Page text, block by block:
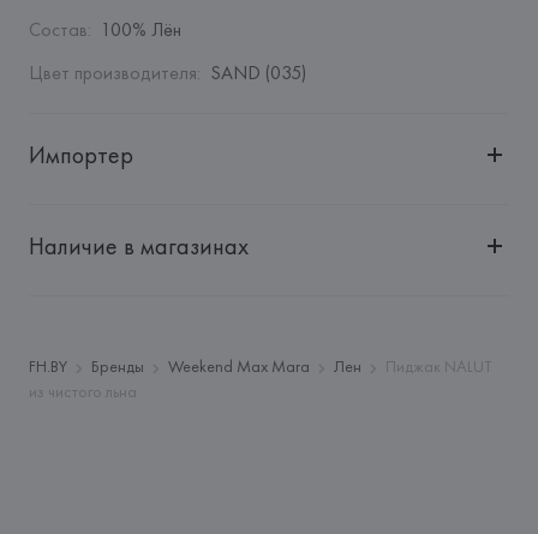
Состав: 100% Лён
Цвет производителя: SAND (035)
Импортер
"БелВиринея"
Адрес:
ИТАЛИЯ, Via Giulia Maramotti, 4, 42124 Reggio
Emilia,
Наличие в магазинах
FH.BY Бренды Weekend Max Mara Лен
Пиджак NALUT
из чистого льна